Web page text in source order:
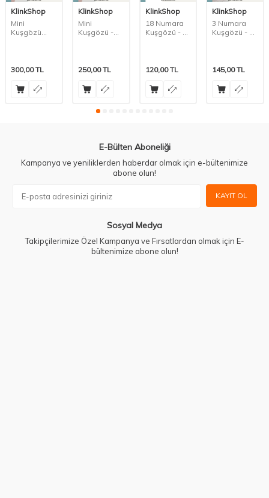
KlinkShop
Mini
Kuşgözü
300,00TL
KlinkShop
Mini
Kuşgözü -
250,00TL
KlinkShop
18 Numara
Kuşgözü - 4
120,00TL
KlinkShop
3 Numara
Kuşgözü - 5
145,00TL
E-Bülten Aboneliği
Kampanya ve yeniliklerden haberdar olmak için e-bültenimize
abone olun!
KAYIT OL
Sosyal Medya
Takipçilerimize Özel Kampanya ve Fırsatlardan olmak için E-
bültenimize abone olun!